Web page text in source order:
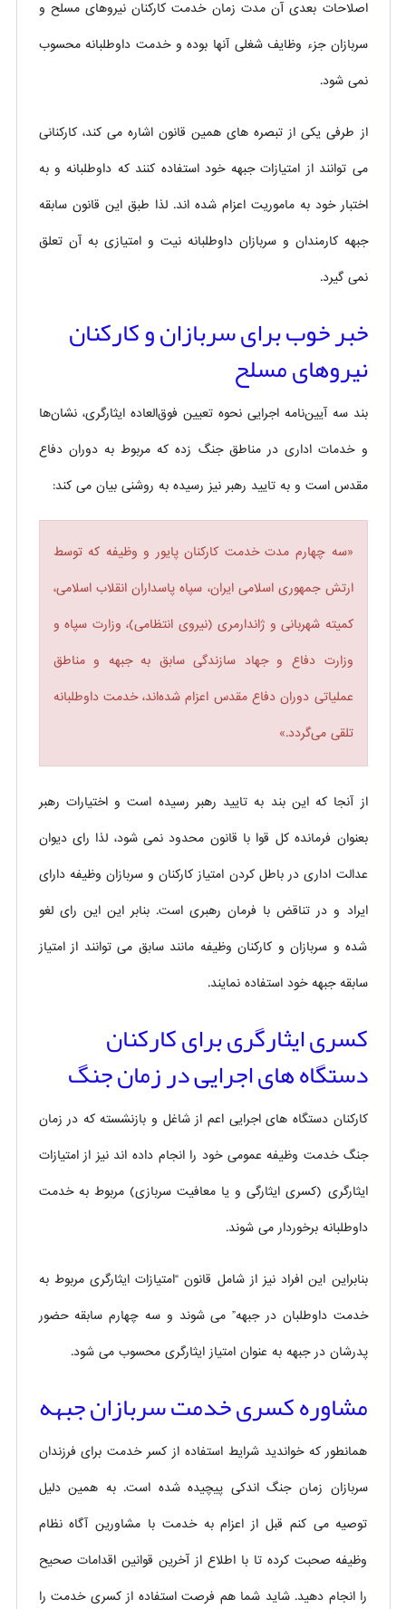
اصلاحات بعدی آن مدت زمان خدمت کارکنان نیروهای مسلح و
سربازان جزء وظایف شغلی آنها بوده و خدمت داوطلبانه محسوب
نمی شود.
از طرفی یکی از تبصره های همین قانون اشاره می کند، کارکنانی
می توانند از امتیازات جبهه خود استفاده کنند که داوطلبانه و به
اختبار خود به ماموریت اعزام شده اند. لذا طبق این قانون سابقه
جبهه کارمندان و سربازان داوطلبانه نیت و امتیازی به آن تعلق
نمی گیرد.
خبر خوب برای سربازان و کارکنان
نیروهای مسلح
بند سه آیین‌نامه اجرایی نحوه تعیین فوق‌العاده ایثارگری، نشان‌ها
و خدمات اداری در مناطق جنگ زده که مربوط به دوران دفاع
مقدس است و به تایید رهبر نیز رسیده به روشنی بیان می کند:
«سه چهارم مدت خدمت کارکنان پایور و وظیفه که توسط
ارتش جمهوری اسلامی ایران، سپاه پاسداران انقلاب اسلامی،
کمیته شهربانی و ژاندارمری (نیروی انتظامی)، وزارت سپاه و
وزارت دفاع و جهاد سازندگی سابق به جبهه و مناطق
عملیاتی دوران دفاع مقدس اعزام شده‌اند، خدمت داوطلبانه
تلقی می‌گردد.»
از آنجا که این بند به تایید رهبر رسیده است و اختیارات رهبر
بعنوان فرمانده کل قوا با قانون محدود نمی شود، لذا رای دیوان
عدالت اداری در باطل کردن امتیاز کارکنان و سربازان وظیفه دارای
ایراد و در تناقض با فرمان رهبری است. بنابر این این رای لغو
شده و سربازان و کارکنان وظیفه مانند سابق می توانند از امتیاز
سابقه جبهه خود استفاده نمایند.
کسری ایثارگری برای کارکنان
دستگاه های اجرایی در زمان جنگ
کارکنان دستگاه های اجرایی اعم از شاغل و بازنشسته که در زمان
جنگ خدمت وظیفه عمومی خود را انجام داده اند نیز از امتیازات
ایثارگری (کسری ایثارگی و یا معافیت سربازی) مربوط به خدمت
داوطلبانه برخوردار می شوند.
بنابراین این افراد نیز از شامل قانون “امتیازات ایثارگری مربوط به
خدمت داوطلبان در جبهه” می شوند و سه چهارم سابقه حضور
پدرشان در جبهه به عنوان امتیاز ایثارگری محسوب می شود.
مشاوره کسری خدمت سربازان جبهه
همانطور که خواندید شرایط استفاده از کسر خدمت برای فرزندان
سربازان زمان جنگ اندکی پیچیده شده است. به همین دلیل
توصیه می کنم قبل از اعزام به خدمت با مشاورین آگاه نظام
وظیفه صحبت کرده تا با اطلاع از آخرین قوانین اقدامات صحیح
را انجام دهید. شاید شما هم فرصت استفاده از کسری خدمت را